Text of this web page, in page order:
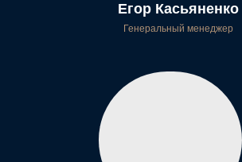
Генеральный менеджер
Егор Касьяненко
Практичный и удобный номер для деловых поездок и
рабочих визитов в центр Москвы. Для гостей, ценящих
комфорт без лишних деталей
2 гостя